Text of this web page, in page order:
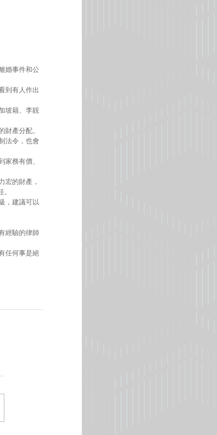
婚事件和公
到有人作出
坡籍、李靚
產分配。
法令，也會
務有價、
宏的財產，
，建議可以
經驗的律師
任何事是絕